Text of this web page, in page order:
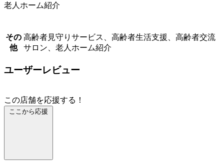
老人ホーム紹介
その
他
高齢者見守りサービス、高齢者生活支援、高齢者交流
サロン、老人ホーム紹介
ユーザーレビュー
この店舗を応援する！
ここから応援